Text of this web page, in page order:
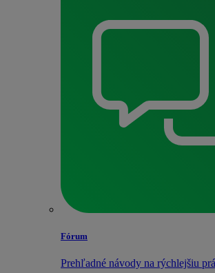
Fórum
Prehľadné návody na rýchlejšiu